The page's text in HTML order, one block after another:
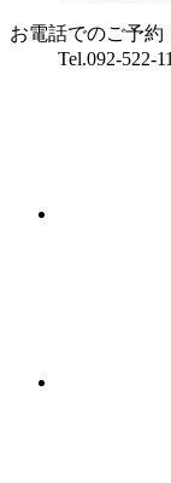
お電話でのご予約
Tel.092-522-